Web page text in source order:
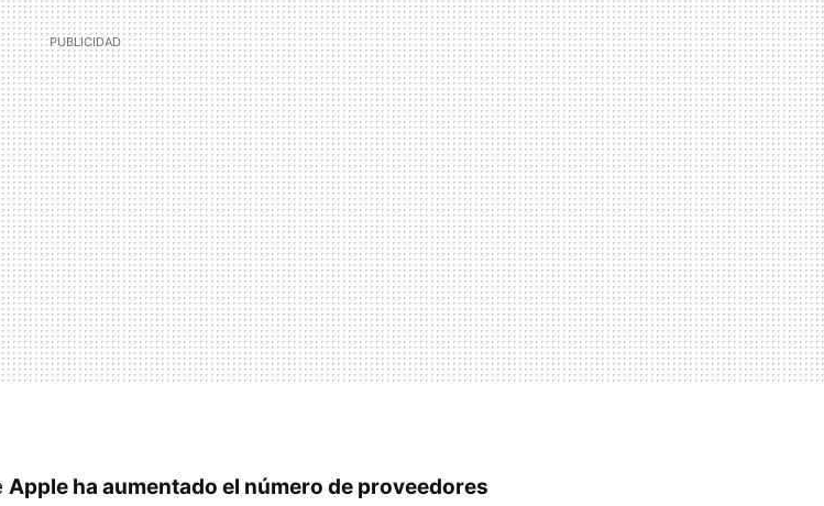
Apple ha aumentado el número de proveedores